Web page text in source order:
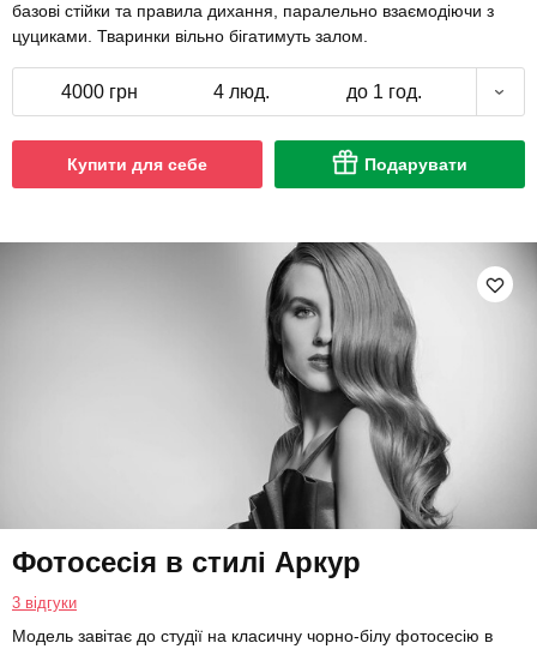
базові стійки та правила дихання, паралельно взаємодіючи з
цуциками. Тваринки вільно бігатимуть залом.
4000 грн 4 люд. до 1 год.
Купити для себе Подарувати
Фотосесія в стилі Аркур
3 відгуки
Модель завітає до студії на класичну чорно-білу фотосесію в